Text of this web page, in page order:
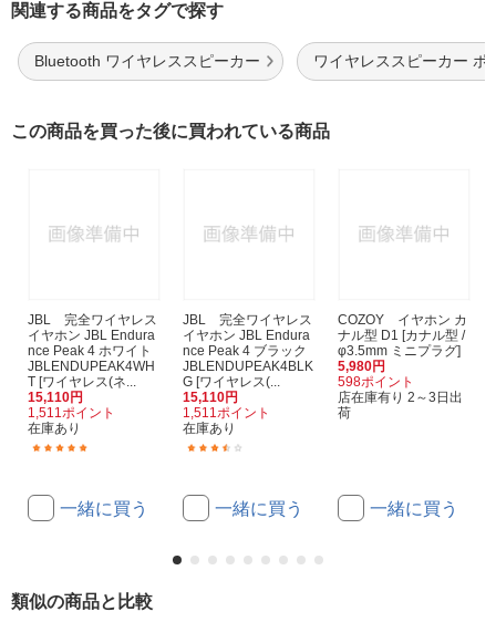
関連する商品をタグで探す
Bluetooth ワイヤレススピーカー ワイヤレススピーカー ポ
この商品を買った後に買われている商品
JBL 完全ワイヤレス
イヤホン JBL Endura
nce Peak 4 ホワイト
JBLENDUPEAK4WH
T [ワイヤレス(ネ...
15,110円
1,511ポイント
在庫あり
一緒に買う
JBL 完全ワイヤレス
イヤホン JBL Endura
nce Peak 4 ブラック
JBLENDUPEAK4BLK
G [ワイヤレス(...
15,110円
1,511ポイント
在庫あり
一緒に買う
COZOY イヤホン カ
ナル型 D1 [カナル型 /
φ3.5mm ミニプラグ]
5,980円
598ポイント
店在庫有り 2～3日出
荷
一緒に買う
類似の商品と比較